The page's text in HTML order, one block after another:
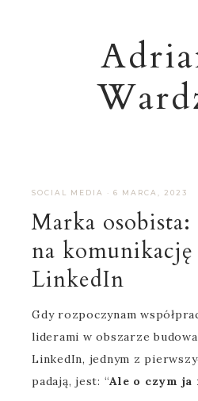
SOCIAL MEDIA · 6 MARCA, 2023
Marka osobista:
na komunikację
LinkedIn
Gdy rozpoczynam
liderami w obszarze
LinkedIn, jednym z
padają, jest: “Ale o czym ja